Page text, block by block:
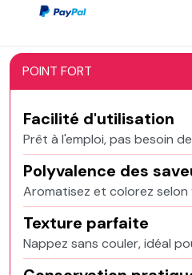
POINT FORT
Facilité d'utilisation
Prêt à l'emploi, pas besoin
Polyvalence des
Aromatisez et colorez selon
Texture parfaite
Nappez sans couler, idéal